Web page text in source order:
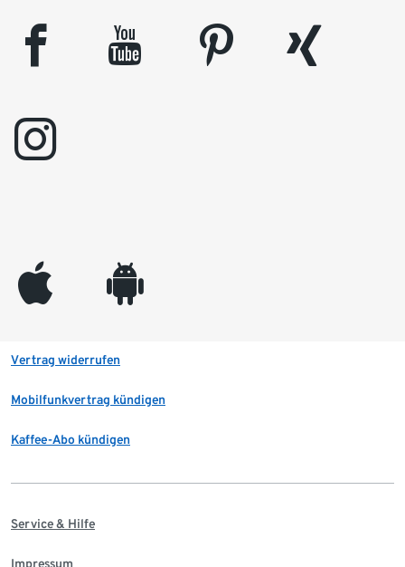
facebook youtube pinterest
xing
instagram
appleinc android
Vertrag widerrufen
Mobilfunkvertrag kündigen
Kaffee-Abo kündigen
Service & Hilfe
Impressum